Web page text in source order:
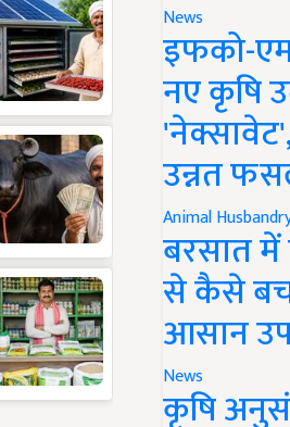
News
इफको-
नए कृषि
उन्नत
Animal
बरसात में
से कैसे
आसान
News
कृषि